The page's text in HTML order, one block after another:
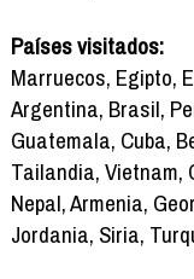
Países visitados:
Marruecos, Egipto,
Argentina, Brasil,
Guatemala, Cuba,
Tailandia, Vietnam,
Nepal, Armenia,
Jordania, Siria,